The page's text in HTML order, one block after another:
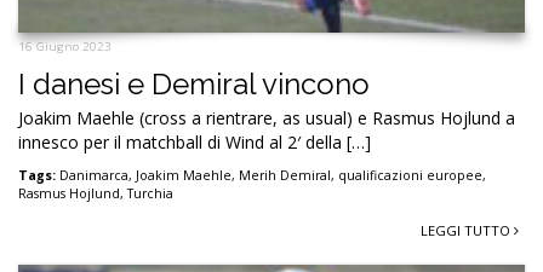
16 Giugno 2023
I danesi e Demiral vincono
Joakim Maehle (cross a rientrare, as usual) e Rasmus Hojlund a
innesco per il matchball di Wind al 2′ della […]
Tags: Danimarca, Joakim Maehle, Merih Demiral, qualificazioni europee,
Rasmus Hojlund,Turchia
LEGGI TUTTO